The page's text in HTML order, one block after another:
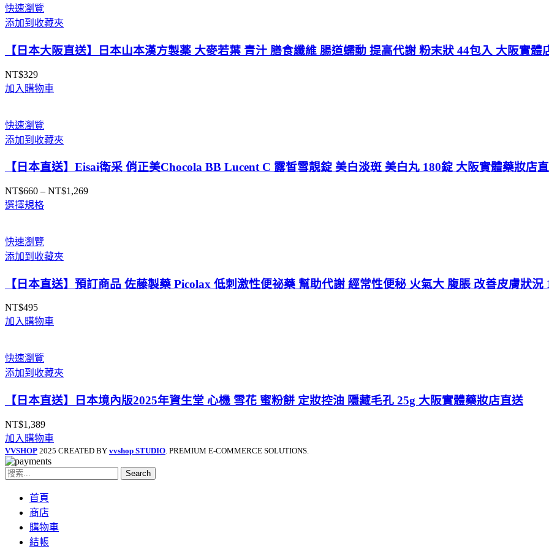
快速瀏覽
添加到收藏夾
【日本大阪直送】日本山本漢方製薬 大麥若葉 青汁 膳食纖維 腸道蠕動 提高代謝 粉末狀 44包入 大阪實體
NT$329
加入購物車
快速瀏覽
添加到收藏夾
【日本直送】Eisai衛采 俏正美Chocola BB Lucent C 露皙雪靚錠 美白淡斑 美白丸 180錠 大阪實體藥妝店
NT$660 – NT$1,269價
選擇規格
快速瀏覽
添加到收藏夾
【日本直送】預訂商品 佐藤製藥 Picolax 低刺激性便祕藥 幫助代謝 經常性便秘 火氣大 腹脹 改善皮膚狀
NT$495
加入購物車
快速瀏覽
添加到收藏夾
【日本直送】日本境內版2025年資生堂 心機 雪花 蜜粉餅 定妝控油 隱藏毛孔 25g 大阪實體藥妝店直送
NT$1,389
加入購物車
VVSHOP 2025 CREATED BY vvshop STUDIO . PREMIUM E-COMMERCE SOLUTIONS.
Search
首頁
商店
購物車
結帳